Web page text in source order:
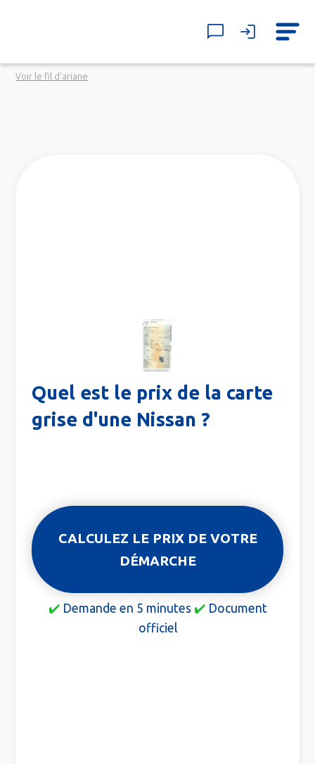
Voir le fil d'ariane
Quel est le prix de la carte
grise d'une Nissan ?
CALCULEZ LE PRIX DE VOTRE
DÉMARCHE
✔️Demande en 5 minutes ✔️Document
officiel